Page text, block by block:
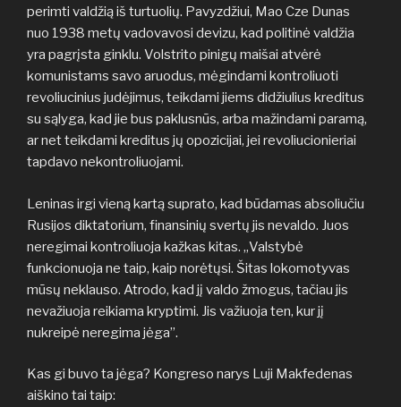
perimti valdžią iš turtuolių. Pavyzdžiui, Mao Cze Dunas
nuo 1938 metų vadovavosi devizu, kad politinė valdžia
yra pagrįsta ginklu. Volstrito pinigų maišai atvėrė
komunistams savo aruodus, mėgindami kontroliuoti
revoliucinius judėjimus, teikdami jiems didžiulius kreditus
su sąlyga, kad jie bus paklusnūs, arba mažindami paramą,
ar net teikdami kreditus jų opozicijai, jei revoliucionieriai
tapdavo nekontroliuojami.
Leninas irgi vieną kartą suprato, kad būdamas absoliučiu
Rusijos diktatorium, finansinių svertų jis nevaldo. Juos
neregimai kontroliuoja kažkas kitas. „Valstybė
funkcionuoja ne taip, kaip norėtųsi. Šitas lokomotyvas
mūsų neklauso. Atrodo, kad jį valdo žmogus, tačiau jis
nevažiuoja reikiama kryptimi. Jis važiuoja ten, kur jį
nukreipė neregima jėga”.
Kas gi buvo ta jėga? Kongreso narys Luji Makfedenas
aiškino tai taip: